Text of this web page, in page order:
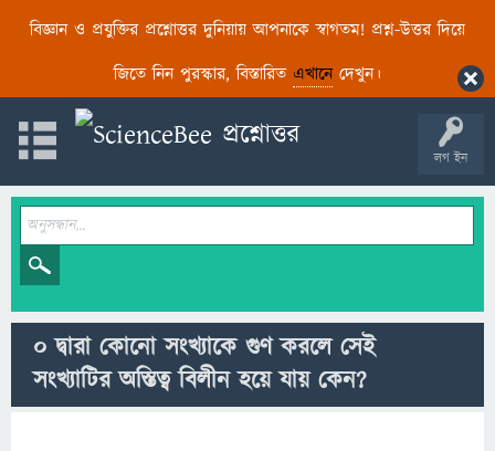
বিজ্ঞান ও প্রযুক্তির প্রশ্নোত্তর দুনিয়ায় আপনাকে স্বাগতম! প্রশ্ন-উত্তর দিয়ে
জিতে নিন পুরস্কার, বিস্তারিত এখানেদেখুন।
লগ ইন
০ দ্বারা কোনো সংখ্যাকে গুণ করলে সেই
সংখ্যাটির অস্তিত্ব বিলীন হয়ে যায় কেন?